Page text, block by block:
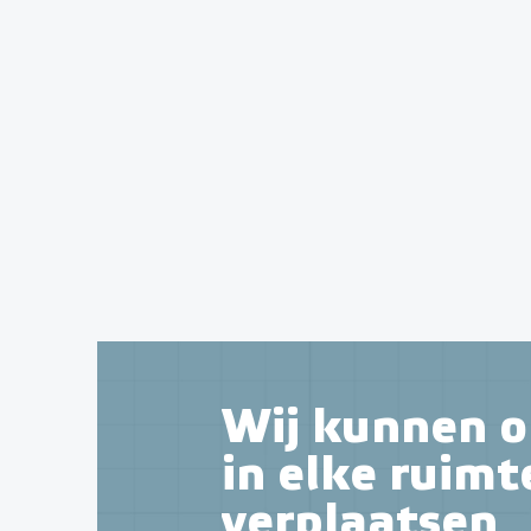
Wij kunnen
in elke